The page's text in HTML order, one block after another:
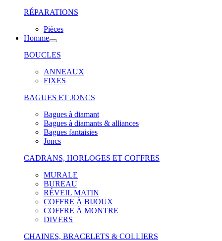
RÉPARATIONS
Pièces
Homme
BOUCLES
ANNEAUX
FIXES
BAGUES ET JONCS
Bagues à diamant
Bagues à diamants & alliances
Bagues fantaisies
Joncs
CADRANS, HORLOGES ET COFFRES
MURALE
BUREAU
RÉVEIL MATIN
COFFRE À BIJOUX
COFFRE À MONTRE
DIVERS
CHAINES, BRACELETS & COLLIERS